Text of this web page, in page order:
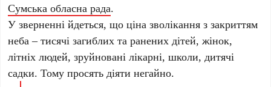
Сумська обласна рада.
У зверненні йдеться, що ціна зволікання з закриттям
неба – тисячі загиблих та ранених дітей, жінок,
літніх людей, зруйновані лікарні, школи, дитячі
садки. Тому просять діяти негайно.